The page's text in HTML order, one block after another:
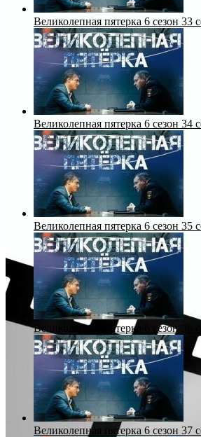
Великолепная пятерка 6 сезон 33
Великолепная пятерка 6 сезон 34
Великолепная пятерка 6 сезон 35
Великолепная пятерка 6 сезон 36
Великолепная пятерка 6 сезон 37